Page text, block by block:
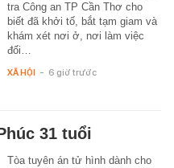
tra Công an TP Cần Thơ cho
biết đã khởi tố, bắt tạm giam và
khám xét nơi ở, nơi làm việc
đối…
XÃ HỘI - 6 giờ trước
31 tuổi
Tòa tuyên án tử hình dành cho